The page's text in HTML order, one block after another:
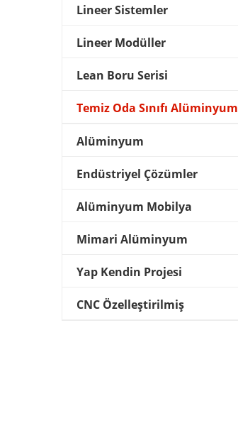
Lineer Sistemler
Lineer Modüller
Lean Boru Serisi
Temiz Oda Sınıfı Alüminyum
Alüminyum
Endüstriyel Çözümler
Alüminyum Mobilya
Mimari Alüminyum
Yap Kendin Projesi
CNC Özelleştirilmiş